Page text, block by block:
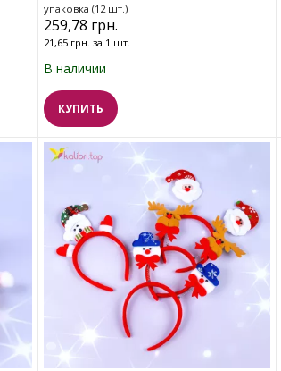
упаковка (12 шт.)
259,78 грн.
21,65 грн. за 1 шт.
В наличии
КУПИТЬ